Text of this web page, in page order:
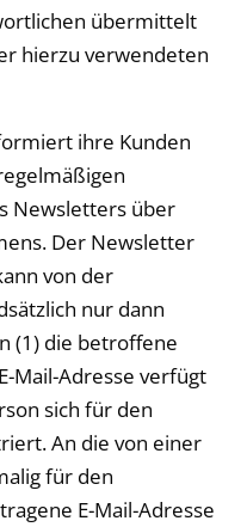
übermittelt
hierzu verwendeten
ihre Kunden
Newsletters über
Der Newsletter
von der
nur dann
(1) die betroffene
Mail-Adresse verfügt
sich für den
An die von einer
für den
E-Mail-Adresse